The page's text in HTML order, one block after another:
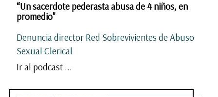
“Un sacerdote pederasta abusa de 4 niños, en
promedio"
Denuncia director Red Sobrevivientes de Abuso
Sexual Clerical
Ir al podcast ...